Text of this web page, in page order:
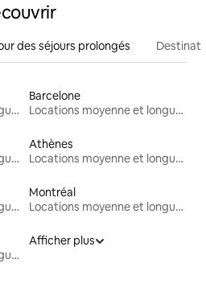
des séjours prolongés
Locations moyenne et longue durée
Barcelone
Locations moyenne et longue durée
Locations moyenne et longue durée
Athènes
Locations moyenne et longue durée
Locations moyenne et longue durée
Montréal
Locations moyenne et longue durée
Locations moyenne et longue durée
Afficher plus